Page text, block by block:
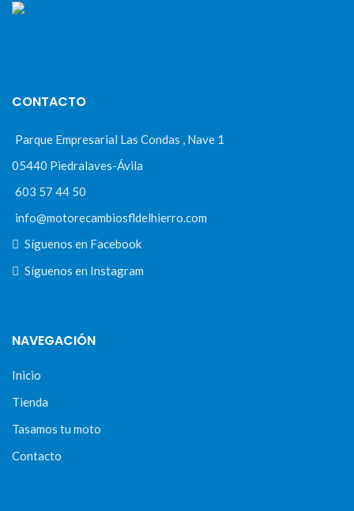
CONTACTO
Parque Empresarial Las Condas , Nave 1
05440 Piedralaves-Ávila
603 57 44 50
info@motorecambiosfldelhierro.com
Síguenos en Facebook
Síguenos en Instagram
NAVEGACIÓN
Inicio
Tienda
Tasamos tu moto
Contacto